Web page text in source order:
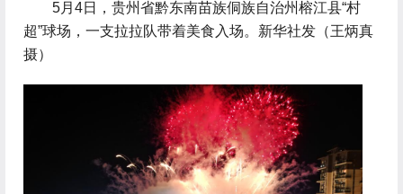
5月4日，贵州省黔东南苗族侗族自治州榕江县“村
超”球场，一支拉拉队带着美食入场。新华社发（王炳真
摄）